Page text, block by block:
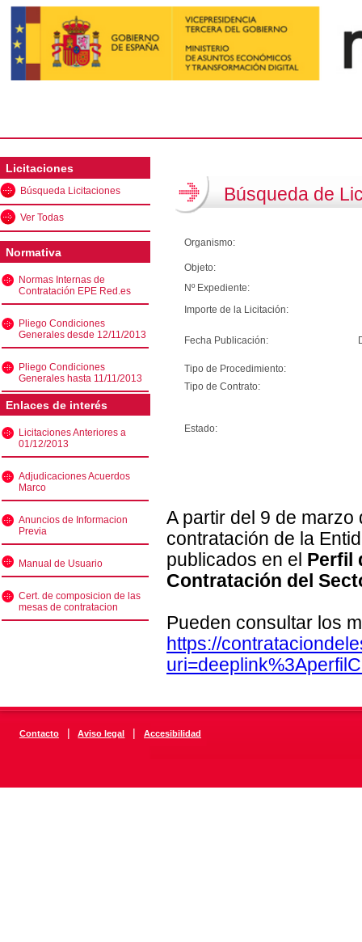
Licitaciones
Búsqueda Licitaciones
Ver Todas
Normativa
Normas Internas de
Contratación EPE Red.es
Pliego Condiciones
Generales desde 12/11/2013
Pliego Condiciones
Generales hasta 11/11/2013
Enlaces de interés
Licitaciones Anteriores a
01/12/2013
Adjudicaciones Acuerdos
Marco
Anuncios de Informacion
Previa
Manual de Usuario
Cert. de composicion de las
mesas de contratacion
Búsqueda de
Organismo:
Objeto:
Nº Expediente:
Importe de la Licitación:
Fecha Publicación:
Tipo de Procedimiento:
Tipo de Contrato:
Estado:
A partir del 9 de
contratación de la
publicados en el Perfil
Contratación del
Pueden consultar los
https://
Contacto | Aviso legal | Accesibilidad